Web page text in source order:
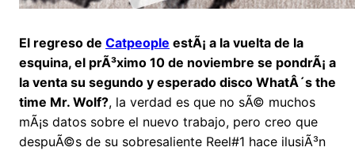
El regreso de Catpeople estÃ¡ a la vuelta de la
esquina, el prÃ³ximo 10 de noviembre se pondrÃ¡ a
la venta su segundo y esperado disco WhatÂ´s the
time Mr. Wolf?, la verdad es que no sÃ© muchos
mÃ¡s datos sobre el nuevo trabajo, pero creo que
despuÃ©s de su sobresaliente Reel#1 hace ilusiÃ³n